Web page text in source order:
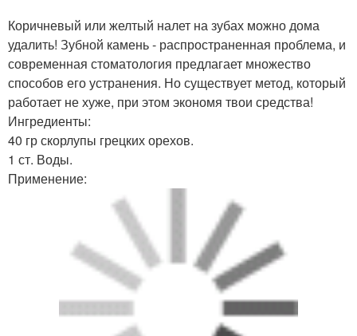
Коричневый или желтый налет на зубах можно дома
удалить! Зубной камень - распространенная проблема, и
современная стоматология предлагает множество
способов его устранения. Но существует метод, который
работает не хуже, при этом экономя твои средства!
Ингредиенты:
40 гр скорлупы грецких орехов.
1 ст. Воды.
Применение: